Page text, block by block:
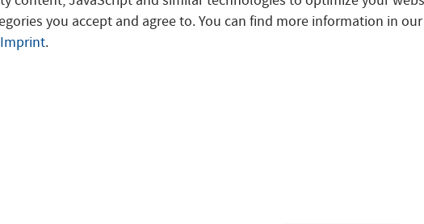
geschlossen haben, können Sie den gewählten Güterstand
eintragen lassen.
aufheben oder ändern. Hierzu lassen Sie sich bitte von einer
you accept and agree to. You can find more information in our
Imprint.